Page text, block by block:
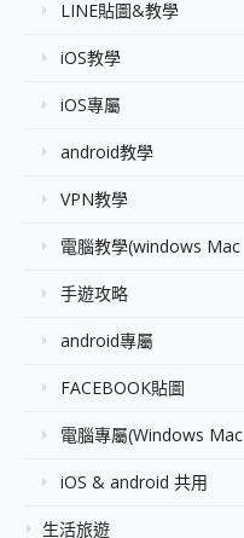
LINE貼圖&教學
iOS教學
iOS專屬
android教學
VPN教學
電腦教學(windows Mac
手遊攻略
android專屬
FACEBOOK貼圖
電腦專屬(Windows Mac
iOS & android 共用
生活旅遊